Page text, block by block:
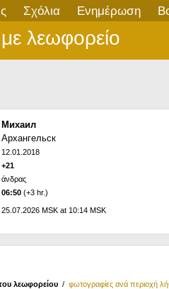
Σχόλια Ενημέρωση
λεωφορείο
Михаил
Архангельск
12.01.2018
+21
άνδρας
06:50 (+3 hr.)
25.07.2026 MSK at 10:14 MSK
λεωφορείου / φωτογραφίες ανά περιοχή